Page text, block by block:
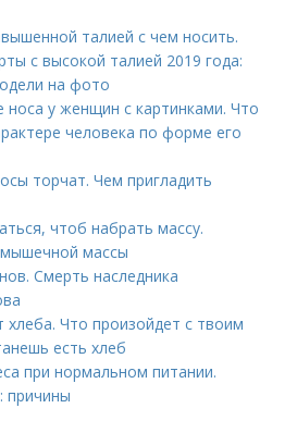
талией с чем носить.
с высокой талией 2019 года:
на фото
носа у женщин с картинками. Что
человека по форме его
торчат. Чем пригладить
чтоб набрать массу.
массы
Смерть наследника
хлеба. Что произойдет с твоим
есть хлеб
при нормальном питании.
причины